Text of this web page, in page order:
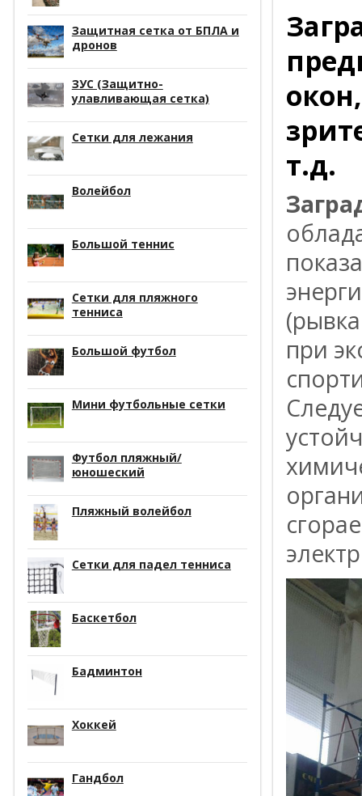
Защитная сетка от БПЛА и
дронов
ЗУС (Защитно-
улавливающая сетка)
Сетки для лежания
Волейбол
Большой теннис
Сетки для пляжного
тенниса
Большой футбол
Мини футбольные сетки
Футбол пляжный/
юношеский
Пляжный волейбол
Сетки для падел тенниса
Баскетбол
Бадминтон
Хоккей
Гандбол
т.д.
при